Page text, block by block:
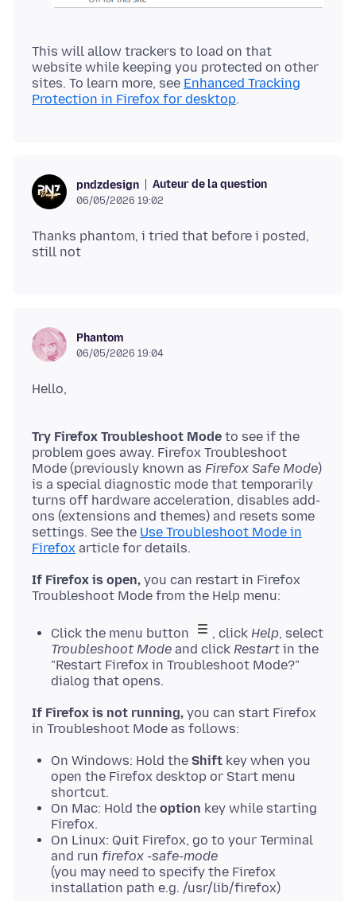
This will allow trackers to load on that
website while keeping you protected on other
sites. To learn more, see Enhanced Tracking
Protection in Firefox for desktop
pndzdesign Auteur de la question
06/05/2026 19:02
Thanks phantom, i tried that before i posted,
Phantom
06/05/2026 19:04
Try Firefox Troubleshoot Mode to see if the
problem goes away. Firefox Troubleshoot
Mode (previously known as Firefox Safe Mode)
is a special diagnostic mode that temporarily
turns off hardware acceleration, disables add-
ons (extensions and themes) and resets some
settings. See the Use Troubleshoot Mode in
Firefox
If Firefox is open, you can restart in Firefox
Click the menu button , click Help, select
Troubleshoot Mode and click Restart in the
"Restart Firefox in Troubleshoot Mode?"
dialog that opens.
If Firefox is not running, you can start Firefox
On Windows: Hold the Shift key when you
open the Firefox desktop or Start menu
shortcut.
On Mac: Hold the option key while starting
Firefox.
On Linux: Quit Firefox, go to your Terminal
and run firefox -safe-mode
(you may need to specify the Firefox
installation path e.g. /usr/lib/firefox)